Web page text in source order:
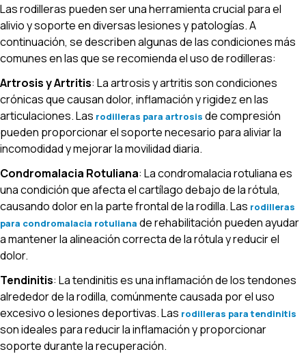
Las rodilleras pueden ser una herramienta crucial para el
alivio y soporte en diversas lesiones y patologías. A
continuación, se describen algunas de las condiciones más
comunes en las que se recomienda el uso de rodilleras:
Artrosis y Artritis: La artrosis y artritis son condiciones
crónicas que causan dolor, inflamación y rigidez en las
articulaciones. Las rodilleras para artrosis de compresión
pueden proporcionar el soporte necesario para aliviar la
incomodidad y mejorar la movilidad diaria.
Condromalacia Rotuliana: La condromalacia rotuliana es
una condición que afecta el cartílago debajo de la rótula,
causando dolor en la parte frontal de la rodilla. Las rodilleras
para condromalacia rotuliana de rehabilitación pueden ayudar
a mantener la alineación correcta de la rótula y reducir el
dolor.
Tendinitis: La tendinitis es una inflamación de los tendones
alrededor de la rodilla, comúnmente causada por el uso
excesivo o lesiones deportivas. Las rodilleras para tendinitis
son ideales para reducir la inflamación y proporcionar
soporte durante la recuperación.